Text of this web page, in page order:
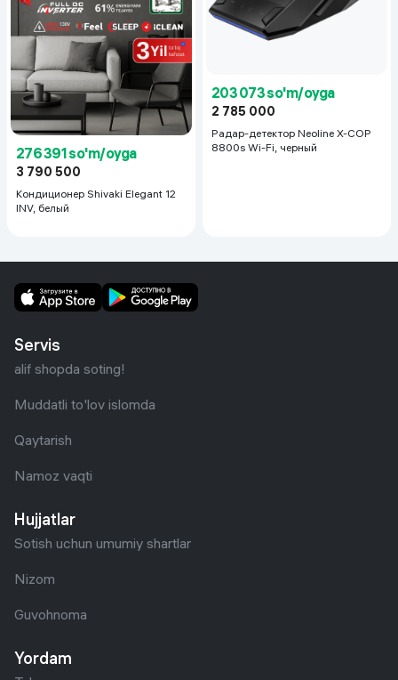
276 391 so'm/oyga
3 790 500
Кондиционер Shivaki Elegant 12
INV, белый
203 073 so'm/oyga
2 785 000
Радар-детектор Neoline X-COP
8800s Wi-Fi, черный
Servis
alif shopda soting!
Muddatli to'lov islomda
Qaytarish
Namoz vaqti
Hujjatlar
Sotish uchun umumiy shartlar
Nizom
Guvohnoma
Yordam